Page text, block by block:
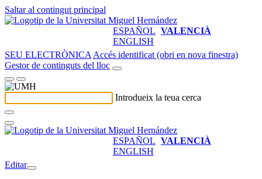
Saltar al contingut principal
ESPAÑOL VALENCIÀ
ENGLISH
SEU ELECTRÒNICA Accés identificat (obri en nova finestra)
Gestor de continguts del lloc
Introdueix la teua cerca
ESPAÑOL VALENCIÀ
ENGLISH
Editar